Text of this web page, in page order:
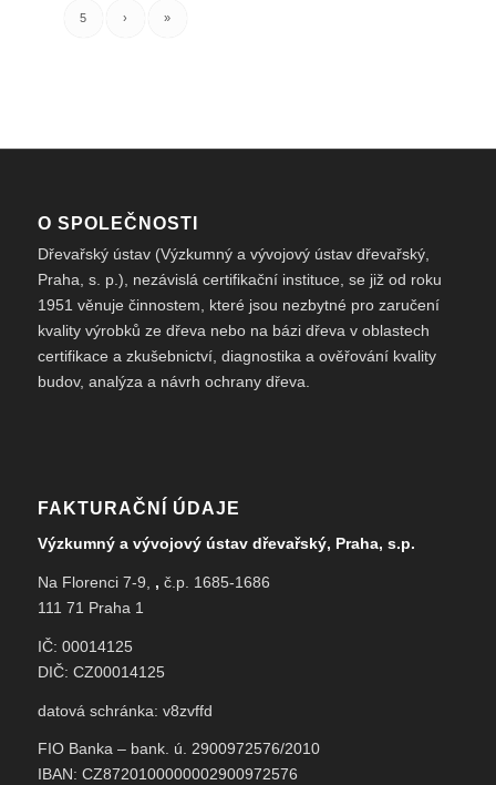
5 › »
O SPOLEČNOSTI
Dřevařský ústav (Výzkumný a vývojový ústav dřevařský,
Praha, s. p.), nezávislá certifikační instituce, se již od roku
1951 věnuje činnostem, které jsou nezbytné pro zaručení
kvality výrobků ze dřeva nebo na bázi dřeva v oblastech
certifikace a zkušebnictví, diagnostika a ověřování kvality
budov, analýza a návrh ochrany dřeva.
FAKTURAČNÍ ÚDAJE
Výzkumný a vývojový ústav dřevařský, Praha, s.p.
Na Florenci 7-9, , č.p. 1685-1686
111 71 Praha 1
IČ: 00014125
DIČ: CZ00014125
datová schránka: v8zvffd
FIO Banka – bank. ú. 2900972576/2010
IBAN: CZ8720100000002900972576